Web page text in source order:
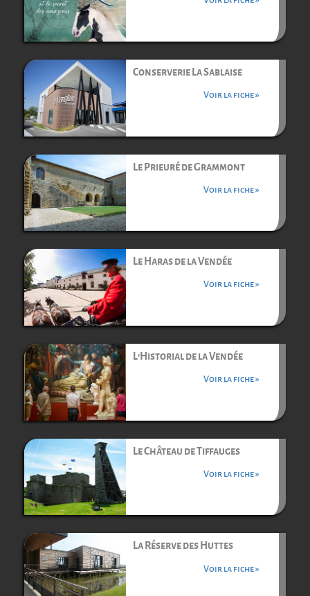
Conserverie La Sablaise
Voir la fiche »
Le Prieuré de Grammont
Voir la fiche »
Le Haras de la Vendée
Voir la fiche »
L’Historial de la Vendée
Voir la fiche »
Le Château de Tiffauges
Voir la fiche »
La Réserve des Huttes
Voir la fiche »